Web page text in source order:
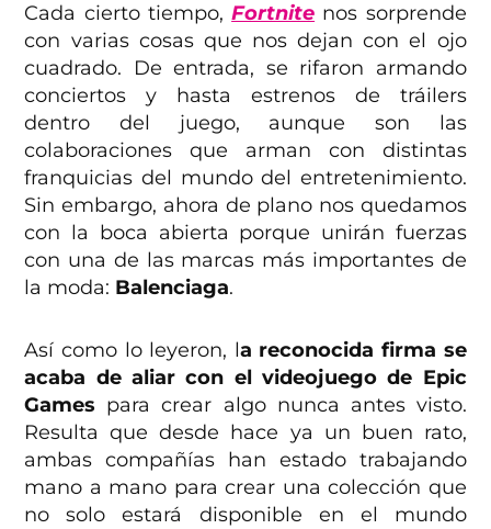
Cada cierto tiempo,Fortnite nos sorprende
con varias cosas que nos dejan con el ojo
cuadrado. De entrada, se rifaron armando
conciertos y hasta estrenos de tráilers
dentro del juego, aunque son las
colaboraciones que arman con distintas
franquicias del mundo del entretenimiento.
Sin embargo, ahora de plano nos quedamos
con la boca abierta porque unirán fuerzas
con una de las marcas más importantes de
la moda: Balenciaga.
Así como lo leyeron, la reconocida firma se
acaba de aliar con el videojuego de Epic
Games para crear algo nunca antes visto.
Resulta que desde hace ya un buen rato,
ambas compañías han estado trabajando
mano a mano para crear una colección que
no solo estará disponible en el mundo